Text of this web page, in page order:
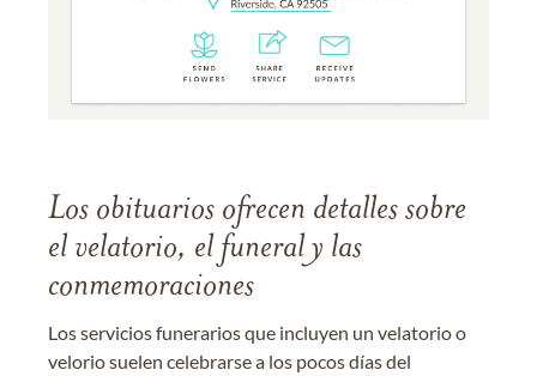
Los obituarios ofrecen detalles sobre
el velatorio, el funeral y las
conmemoraciones
Los servicios funerarios que incluyen un velatorio o
velorio suelen celebrarse a los pocos días del